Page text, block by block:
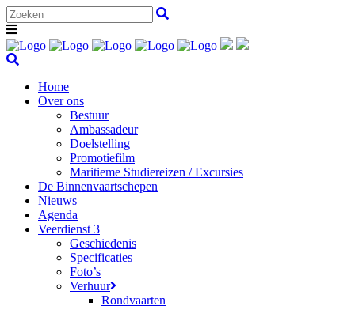
Home
Over ons
Bestuur
Ambassadeur
Doelstelling
Promotiefilm
Maritieme Studiereizen / Excursies
De Binnenvaartschepen
Nieuws
Agenda
Veerdienst 3
Geschiedenis
Specificaties
Foto’s
Verhuur
Rondvaarten